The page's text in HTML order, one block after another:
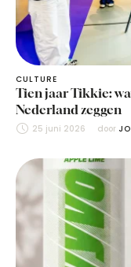
CULTURE
Tien jaar Tikkie:
Nederland zeggen
25 juni 2026 door